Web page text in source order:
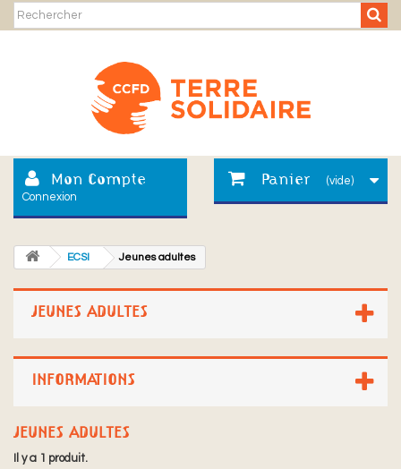
Mon Compte
Connexion
Panier (vide)
ECSI Jeunes adultes
JEUNES ADULTES
INFORMATIONS
JEUNES ADULTES
Il y a 1 produit.